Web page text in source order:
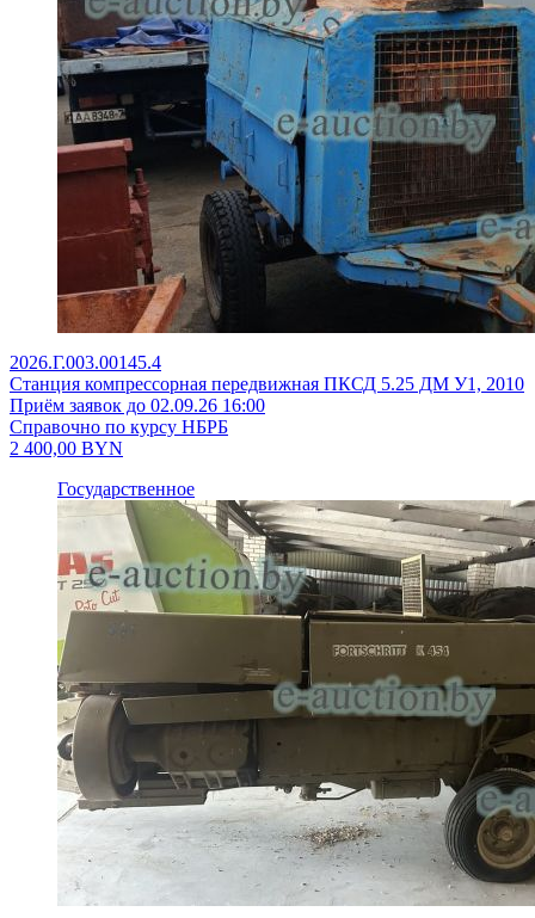
2026.Г.003.00145.4
Станция компрессорная передвижная ПКСД 5.25 ДМ У1, 2010
Приём заявок до 02.09.26 16:00
Справочно по курсу НБРБ
2 400,00 BYN
Государственное